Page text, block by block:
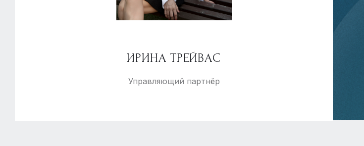
ИРИНА ТРЕЙВАС
Управляющий партнёр